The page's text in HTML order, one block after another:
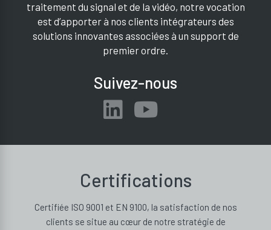
traitement du signal et de la vidéo, notre vocation
est d’apporter à nos clients intégrateurs des
solutions innovantes associées à un support de
premier ordre.
Suivez-nous
Certifications
Certifiée ISO 9001 et EN 9100, la satisfaction de nos
clients se situe au cœur de notre stratégie de